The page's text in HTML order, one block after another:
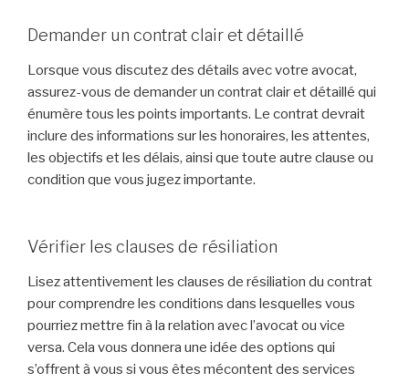
Demander un contrat clair et détaillé
Lorsque vous discutez des détails avec votre avocat,
assurez-vous de demander un contrat clair et détaillé qui
énumère tous les points importants. Le contrat devrait
inclure des informations sur les honoraires, les attentes,
les objectifs et les délais, ainsi que toute autre clause ou
condition que vous jugez importante.
Vérifier les clauses de résiliation
Lisez attentivement les clauses de résiliation du contrat
pour comprendre les conditions dans lesquelles vous
pourriez mettre fin à la relation avec l’avocat ou vice
versa. Cela vous donnera une idée des options qui
s’offrent à vous si vous êtes mécontent des services